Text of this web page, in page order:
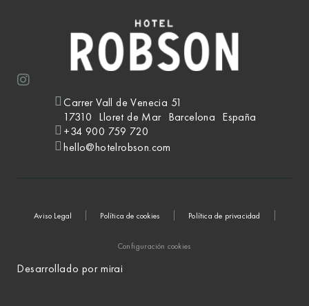
Carrer Vall de Venecia 51
17310 Lloret de Mar Barcelona España
+34 900 759 720
hello@hotelrobson.com
Aviso Legal Política de cookies Política de privacidad
Configuración cookies
Desarrollado pormirai